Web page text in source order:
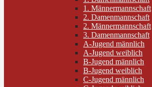
1. Männermannschaft
2. Damenmannschaft
2. Männermannschaft
3. Damenmannschaft
A-Jugend männlich
A-Jugend weiblich
B-Jugend männlich
B-Jugend weiblich
C-Jugend männlich